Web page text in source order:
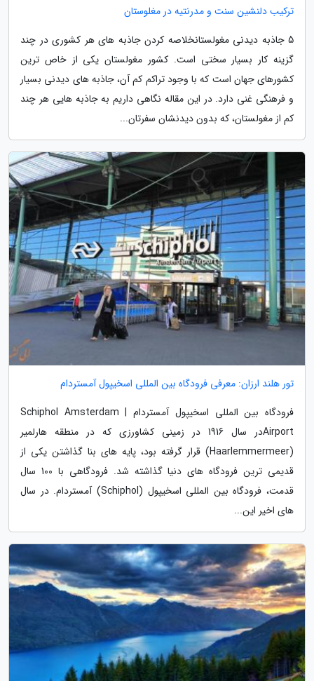
ترکیب دلنشین سنت و مدرنتیه در مغلوستان
5 جاذبه دیدنی مغولستانخلاصه کردن جاذبه های هر کشوری در چند
گزینه کار بسیار سختی است. کشور مغولستان یکی از خاص ترین
کشورهای جهان است که با وجود تراکم کم آن، جاذبه های دیدنی بسیار
و فرهنگی غنی دارد. در این مقاله نگاهی داریم به جاذبه هایی هر چند
کم از مغولستان، که بدون دیدنشان سفرتان...
تور هلند ارزان: معرفی فرودگاه بین المللی اسخیپول آمستردام
فرودگاه بین المللی اسخیپول آمستردام | Schiphol Amsterdam
Airportدر سال 1916 در زمینی کشاورزی که در منطقه هارلمیر
(Haarlemmermeer) قرار گرفته بود، پایه های بنا گذاشتن یکی از
قدیمی ترین فرودگاه های دنیا گذاشته شد. فرودگاهی با 100 سال
قدمت، فرودگاه بین المللی اسخیپول (Schiphol) آمستردام. در سال
های اخیر این...